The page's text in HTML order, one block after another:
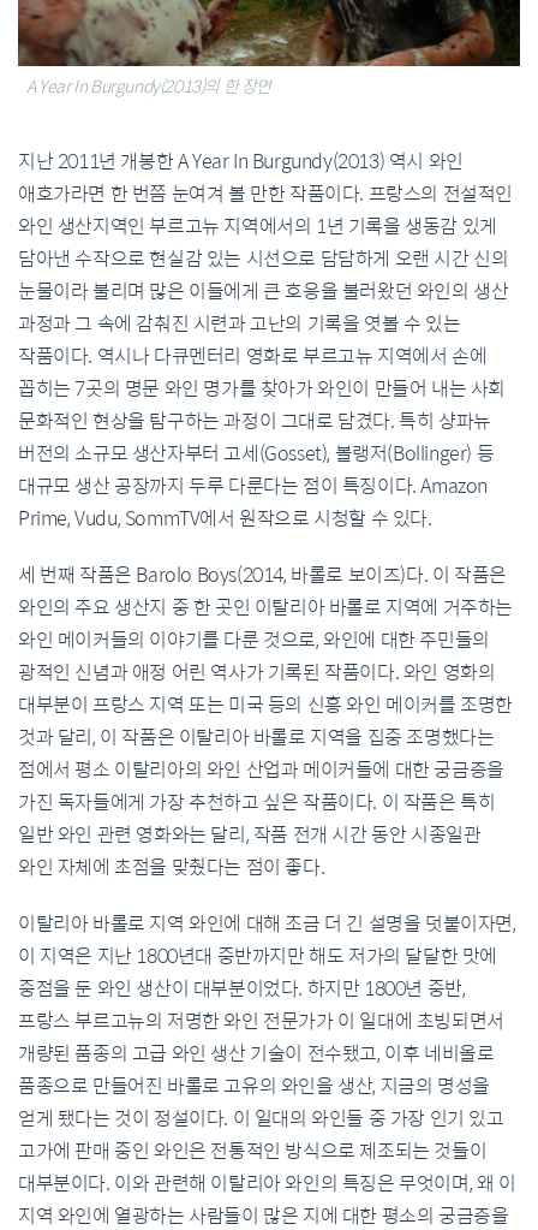
A Year In Burgundy(2013)의 한 장면
지난 2011년 개봉한 A Year In Burgundy(2013) 역시 와인
애호가라면 한 번쯤 눈여겨 볼 만한 작품이다. 프랑스의 전설적인
와인 생산지역인 부르고뉴 지역에서의 1년 기록을 생동감 있게
담아낸 수작으로 현실감 있는 시선으로 담담하게 오랜 시간 신의
눈물이라 불리며 많은 이들에게 큰 호응을 불러왔던 와인의 생산
과정과 그 속에 감춰진 시련과 고난의 기록을 엿볼 수 있는
작품이다. 역시나 다큐멘터리 영화로 부르고뉴 지역에서 손에
꼽히는 7곳의 명문 와인 명가를 찾아가 와인이 만들어 내는 사회
문화적인 현상을 탐구하는 과정이 그대로 담겼다. 특히 샹파뉴
버전의 소규모 생산자부터 고세(Gosset), 볼랭저(Bollinger) 등
대규모 생산 공장까지 두루 다룬다는 점이 특징이다. Amazon
Prime, Vudu, SommTV에서 원작으로 시청할 수 있다.
세 번째 작품은 Barolo Boys(2014, 바롤로 보이즈)다. 이 작품은
와인의 주요 생산지 중 한 곳인 이탈리아 바롤로 지역에 거주하는
와인 메이커들의 이야기를 다룬 것으로, 와인에 대한 주민들의
광적인 신념과 애정 어린 역사가 기록된 작품이다. 와인 영화의
대부분이 프랑스 지역 또는 미국 등의 신흥 와인 메이커를 조명한
것과 달리, 이 작품은 이탈리아 바롤로 지역을 집중 조명했다는
점에서 평소 이탈리아의 와인 산업과 메이커들에 대한 궁금증을
가진 독자들에게 가장 추천하고 싶은 작품이다. 이 작품은 특히
일반 와인 관련 영화와는 달리, 작품 전개 시간 동안 시종일관
와인 자체에 초점을 맞췄다는 점이 좋다.
이탈리아 바롤로 지역 와인에 대해 조금 더 긴 설명을 덧붙이자면,
이 지역은 지난 1800년대 중반까지만 해도 저가의 달달한 맛에
중점을 둔 와인 생산이 대부분이었다. 하지만 1800년 중반,
프랑스 부르고뉴의 저명한 와인 전문가가 이 일대에 초빙되면서
개량된 품종의 고급 와인 생산 기술이 전수됐고, 이후 네비올로
품종으로 만들어진 바롤로 고유의 와인을 생산, 지금의 명성을
얻게 됐다는 것이 정설이다. 이 일대의 와인들 중 가장 인기 있고
고가에 판매 중인 와인은 전통적인 방식으로 제조되는 것들이
대부분이다. 이와 관련해 이탈리아 와인의 특징은 무엇이며, 왜 이
지역 와인에 열광하는 사람들이 많은 지에 대한 평소의 궁금증을